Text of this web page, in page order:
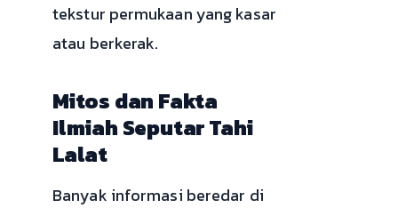
tekstur permukaan yang kasar
atau berkerak.
Mitos dan Fakta
Ilmiah Seputar Tahi
Lalat
Banyak informasi beredar di